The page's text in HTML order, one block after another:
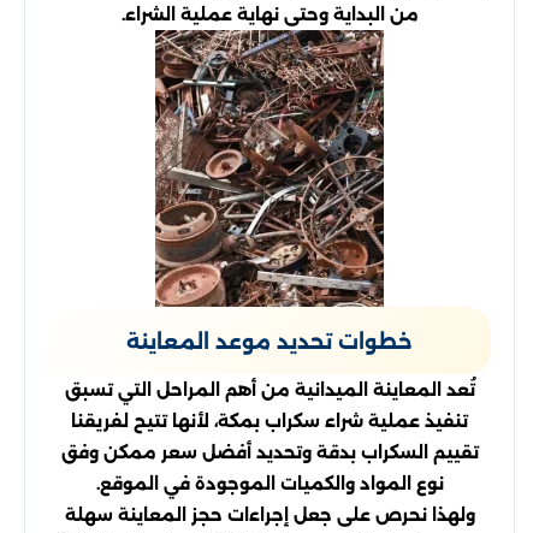
من البداية وحتى نهاية عملية الشراء.
خطوات تحديد موعد المعاينة
تُعد المعاينة الميدانية من أهم المراحل التي تسبق
تنفيذ عملية شراء سكراب بمكة، لأنها تتيح لفريقنا
تقييم السكراب بدقة وتحديد أفضل سعر ممكن وفق
نوع المواد والكميات الموجودة في الموقع.
ولهذا نحرص على جعل إجراءات حجز المعاينة سهلة